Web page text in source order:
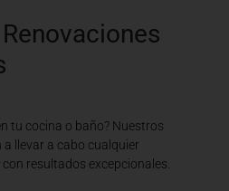
tu cocina o baño? Nuestros
llevar a cabo cualquier
resultados excepcionales.